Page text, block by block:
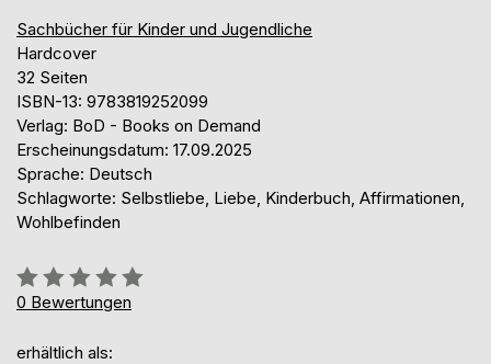
Sachbücher für Kinder und Jugendliche
Hardcover
32 Seiten
ISBN-13: 9783819252099
Verlag: BoD - Books on Demand
Erscheinungsdatum: 17.09.2025
Sprache: Deutsch
Schlagworte: Selbstliebe, Liebe, Kinderbuch, Affirmationen,
Wohlbefinden
Bewertung::
0%
0 Bewertungen
erhältlich als: